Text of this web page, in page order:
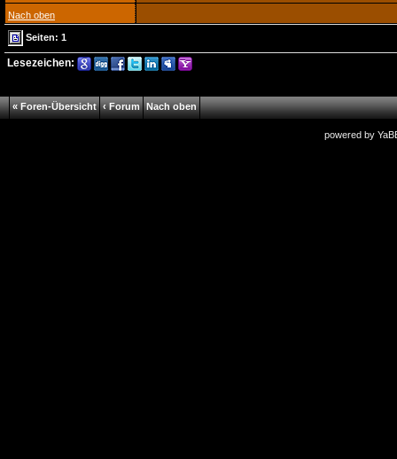
Nach oben
Seiten: 1
Lesezeichen:
« Foren-Übersicht ‹ Forum Nach oben
powered by